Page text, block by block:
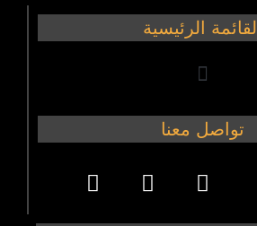
القائمة الرئيسية
تواصل معنا